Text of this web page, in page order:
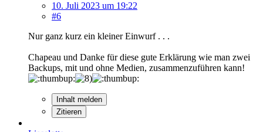
10. Juli 2023 um 19:22
#6
Nur ganz kurz ein kleiner Einwurf . . .
Chapeau und Danke für diese gute Erklärung wie man zwei
Backups, mit und ohne Medien, zusammenzuführen kann!
Inhalt melden
Zitieren